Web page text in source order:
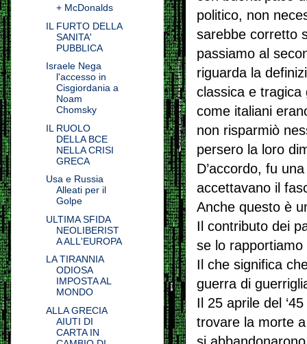
politico, non
sarebbe corretto
passiamo al
riguarda la
classica e tragica
come italiani
non risparmiò
persero la loro
D’accordo, fu
accettavano il
Anche questo è
Il contributo dei
se lo rapportiamo
Il che significa
guerra di
Il 25 aprile del
trovare la morte
+ McDonalds
IL FURTO DELLA
SANITA'
PUBBLICA
Israele Nega
l'accesso in
Cisgiordania a
Noam
Chomsky
IL RUOLO
DELLA BCE
NELLA CRISI
GRECA
Usa e Russia
Alleati per il
Golpe
ULTIMA SFIDA
NEOLIBERIST
A ALL'EUROPA
LA TIRANNIA
ODIOSA
IMPOSTA AL
MONDO
ALLA GRECIA
AIUTI DI
CARTA IN